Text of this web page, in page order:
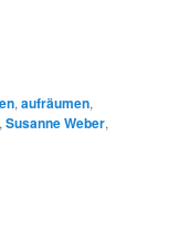
, aufräumen,
, Susanne Weber,